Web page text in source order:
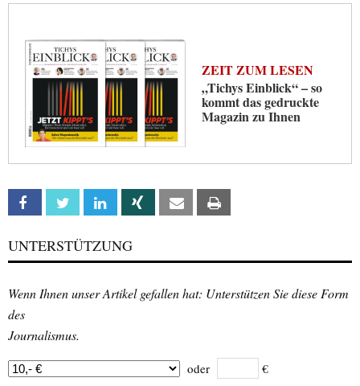
ZEIT ZUM LESEN
„Tichys Einblick“ – so
kommt das gedruckte
Magazin zu Ihnen
Facebook Twitter Linkedin Xing Email
UNTERSTÜTZUNG
Wenn Ihnen unser Artikel gefallen hat: Unterstützen Sie diese Form
des
Journalismus.
oder €